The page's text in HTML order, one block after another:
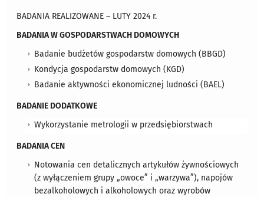
BADANIA REALIZOWANE – LUTY 2024 r.
BADANIA W GOSPODARSTWACH DOMOWYCH
Badanie budżetów gospodarstw domowych (BBGD)
Kondycja gospodarstw domowych (KGD)
Badanie aktywności ekonomicznej ludności (BAEL)
BADANIE DODATKOWE
Wykorzystanie metrologii w przedsiębiorstwach
BADANIA CEN
Notowania cen detalicznych artykułów żywnościowych
(z wyłączeniem grupy „owoce” i „warzywa”), napojów
bezalkoholowych i alkoholowych oraz wyrobów